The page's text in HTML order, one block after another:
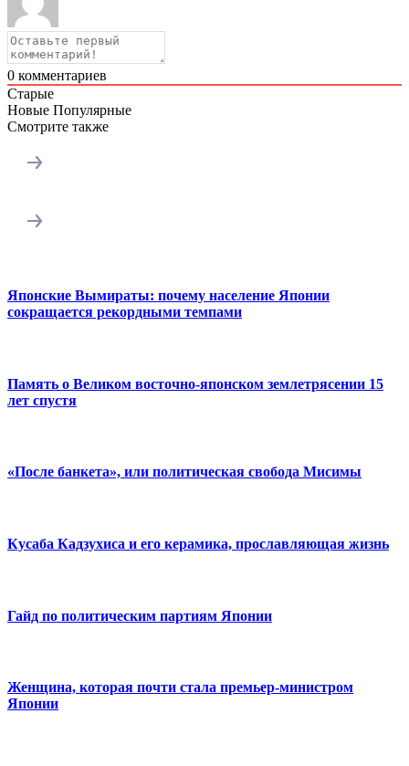
0 комментариев
Старые
Новые Популярные
Смотрите также
Японские Вымираты: почему население Японии
сокращается рекордными темпами
Память о Великом восточно-японском землетрясении 15
лет спустя
«После банкета», или политическая свобода Мисимы
Кусаба Кадзухиса и его керамика, прославляющая жизнь
Гайд по политическим партиям Японии
Женщина, которая почти стала премьер-министром
Японии